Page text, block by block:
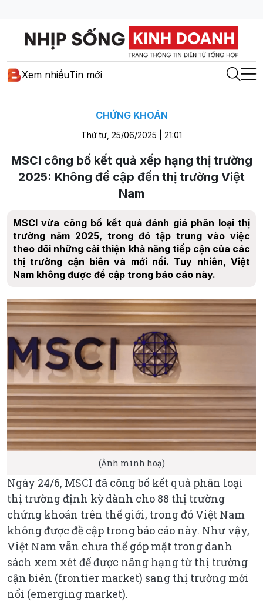
Xem nhiềuTin mới
CHỨNG KHOÁN
Thứ tư, 25/06/2025 | 21:01
MSCI công bố kết quả xếp hạng thị trường
2025: Không đề cập đến thị trường Việt
Nam
MSCI vừa công bố kết quả đánh giá phân loại thị
trường năm 2025, trong đó tập trung vào việc
theo dõi những cải thiện khả năng tiếp cận của các
thị trường cận biên và mới nổi. Tuy nhiên, Việt
Nam không được đề cập trong báo cáo này.
(Ảnh minh hoạ)
Ngày 24/6, MSCI đã công bố kết quả phân loại
thị trường định kỳ dành cho 88 thị trường
chứng khoán trên thế giới, trong đó Việt Nam
không được đề cập trong báo cáo này. Như vậy,
Việt Nam vẫn chưa thể góp mặt trong danh
sách xem xét để được nâng hạng từ thị trường
cận biên (frontier market) sang thị trường mới
nổi (emerging market).